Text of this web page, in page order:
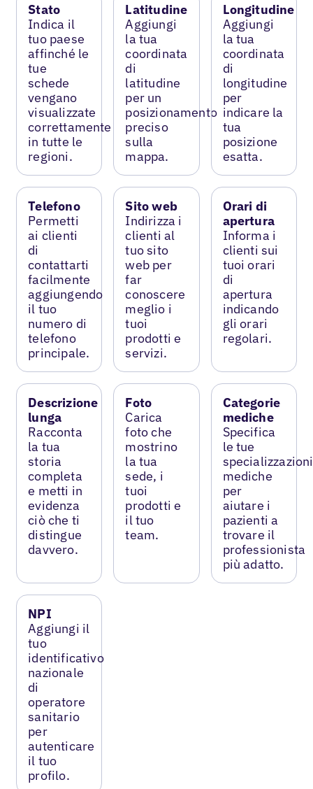
Stato
Indica il
tuo paese
affinché le
tue
schede
vengano
visualizzate
correttamente
in tutte le
regioni.
Latitudine
Aggiungi
la tua
coordinata
di
latitudine
per un
posizionamento
preciso
sulla
mappa.
Longitudine
Aggiungi
la tua
coordinata
di
longitudine
per
indicare la
tua
posizione
esatta.
Telefono
Permetti
ai clienti
di
contattarti
facilmente
aggiungendo
il tuo
numero di
telefono
principale.
Sito web
Indirizza i
clienti al
tuo sito
web per
far
conoscere
meglio i
tuoi
prodotti e
servizi.
Orari di
apertura
Informa i
clienti sui
tuoi orari
di
apertura
indicando
gli orari
regolari.
Descrizione
lunga
Racconta
la tua
storia
completa
e metti in
evidenza
ciò che ti
distingue
davvero.
Foto
Carica
foto che
mostrino
la tua
sede, i
tuoi
prodotti e
il tuo
team.
Categorie
mediche
Specifica
le tue
specializzazioni
mediche
per
aiutare i
pazienti a
trovare il
professionista
più adatto.
NPI
Aggiungi il
tuo
identificativo
nazionale
di
operatore
sanitario
per
autenticare
il tuo
profilo.